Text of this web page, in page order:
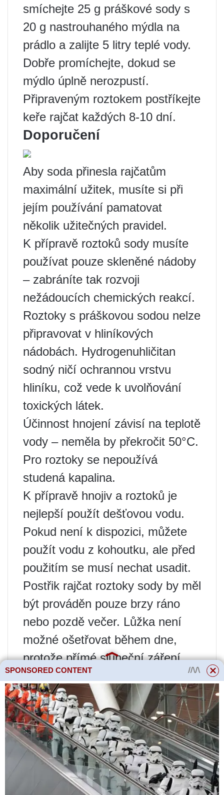
smíchejte 25 g práškové sody s
20 g nastrouhaného mýdla na
prádlo a zalijte 5 litry teplé vody.
Dobře promíchejte, dokud se
mýdlo úplně nerozpustí.
Připraveným roztokem postříkejte
keře rajčat každých 8-10 dní.
Doporučení
Aby soda přinesla rajčatům
maximální užitek, musíte si při
jejím používání pamatovat
několik užitečných pravidel.
K přípravě roztoků sody musíte
používat pouze skleněné nádoby
– zabráníte tak rozvoji
nežádoucích chemických reakcí.
Roztoky s práškovou sodou nelze
připravovat v hliníkových
nádobách. Hydrogenuhličitan
sodný ničí ochrannou vrstvu
hliníku, což vede k uvolňování
toxických látek.
Účinnost hnojení závisí na teplotě
vody – neměla by překročit 50°C.
Pro roztoky se nepoužívá
studená kapalina.
K přípravě hnojiv a roztoků je
nejlepší použít dešťovou vodu.
Pokud není k dispozici, můžete
použít vodu z kohoutku, ale před
použitím se musí nechat usadit.
Postřik rajčat roztoky sody by měl
být prováděn pouze brzy ráno
nebo pozdě večer. Lůžka není
možné ošetřovat během dne,
protože přímé sluneční záření
může vést k popálení mokrého
listí.
Příliš časté používání sodových
hnojiv může způsobit vážné
poškození. Hydrogenuhličitan
sodný se během zavlažování
usazuje na půdě, což vede k
SPONSORED CONTENT